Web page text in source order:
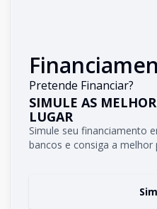
Pretende Financiar?
SIMULE AS
LUGAR
Simule seu financiamento
bancos e consiga a melhor